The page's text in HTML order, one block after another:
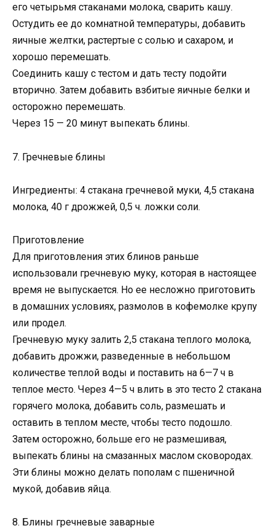
его четырьмя стаканами молока, сварить кашу.
Остудить ее до комнатной температуры, добавить
яичные желтки, растертые с солью и сахаром, и
хорошо перемешать.
Соединить кашу с тестом и дать тесту подойти
вторично. Затем добавить взбитые яичные белки и
осторожно перемешать.
Через 15 — 20 минут выпекать блины.
7. Гречневые блины
Ингредиенты: 4 стакана гречневой муки, 4,5 стакана
молока, 40 г дрожжей, 0,5 ч. ложки соли.
Приготовление
Для приготовления этих блинов раньше
использовали гречневую муку, которая в настоящее
время не выпускается. Но ее несложно приготовить
в домашних условиях, размолов в кофемолке крупу
или продел.
Гречневую муку залить 2,5 стакана теплого молока,
добавить дрожжи, разведенные в небольшом
количестве теплой воды и поставить на 6—7 ч в
теплое место. Через 4—5 ч влить в это тесто 2 стакана
горячего молока, добавить соль, размешать и
оставить в теплом месте, чтобы тесто подошло.
Затем осторожно, больше его не размешивая,
выпекать блины на смазанных маслом сковородах.
Эти блины можно делать пополам с пшеничной
мукой, добавив яйца.
8. Блины гречневые заварные